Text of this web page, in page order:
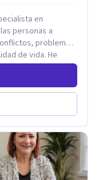
en
personas a
problemas
de vida. He
el Hospital
MENDAO, San
el Centro de
de colaborar
Xochimilco, lo que